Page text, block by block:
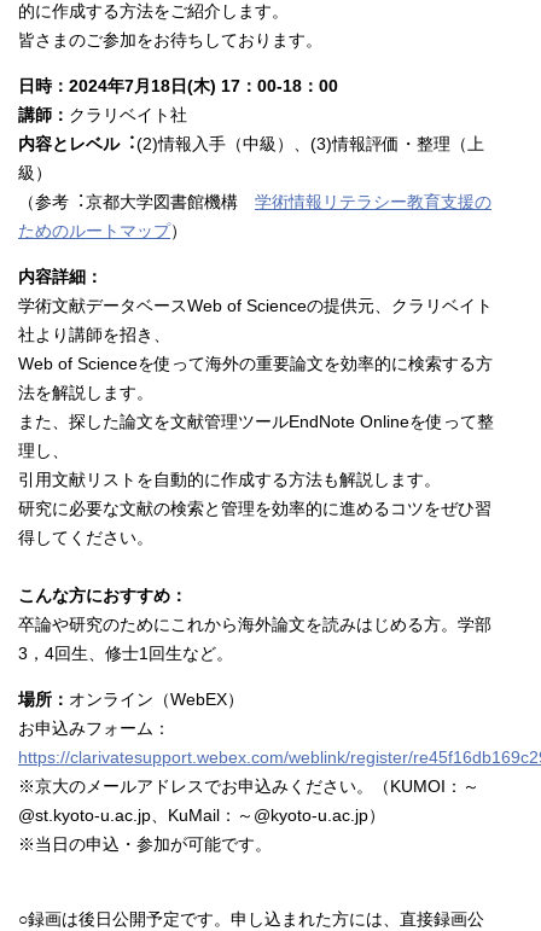
的に作成する方法をご紹介します。
皆さまのご参加をお待ちしております。
日時：2024年7月18日(木) 17：00-18：00
講師： クラリベイト社
内容とレベル︓(2)情報入手（中級）、(3)情報評価・整理（上
級）
（参考︓京都大学図書館機構 学術情報リテラシー教育⽀援の
ためのルートマップ）
内容詳細：
学術文献データベースWeb of Scienceの提供元、クラリベイト
社より講師を招き、
Web of Scienceを使って海外の重要論文を効率的に検索する方
法を解説します。
また、探した論文を文献管理ツールEndNote Onlineを使って整
理し、
引用文献リストを自動的に作成する方法も解説します。
研究に必要な文献の検索と管理を効率的に進めるコツをぜひ習
得してください。
こんな方におすすめ：
卒論や研究のためにこれから海外論文を読みはじめる方。学部
3，4回生、修士1回生など。
場所： オンライン（WebEX）
お申込みフォーム：
https://clarivatesupport.webex.com/weblink/register/
※京大のメールアドレスでお申込みください。（KUMOI：～
@st.kyoto-u.ac.jp、KuMail：～@kyoto-u.ac.jp）
※当日の申込・参加が可能です。
○録画は後日公開予定です。申し込まれた方には、直接録画公